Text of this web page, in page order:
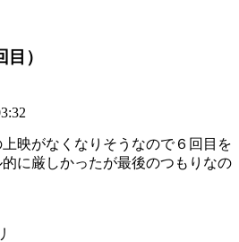
）
映がなくなりそうなので６回目を
に厳しかったが最後のつもりなの